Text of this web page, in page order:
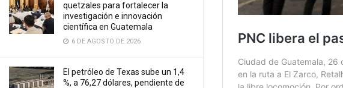
quetzales para fortalecer la
investigación e innovación
científica en Guatemala
6 DE AGOSTO DE 2026
El petróleo de Texas sube un 1,4
%, a 76,27 dólares, pendiente de